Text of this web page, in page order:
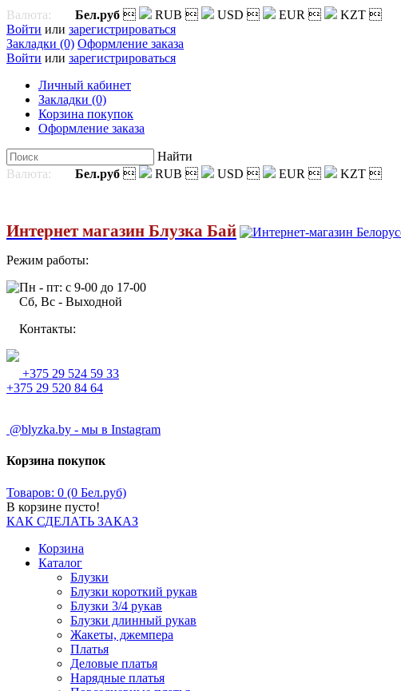
Валюта: Бел.руб  RUB  USD  EUR  KZT 
Войти или зарегистрироваться
Закладки (0) Оформление заказа
Войти или зарегистрироваться
Личный кабинет
Закладки (0)
Корзина покупок
Оформление заказа
Найти
Валюта:
Бел.руб  RUB  USD  EUR  KZT 
Интернет магазин Блузка Бай
Режим работы:
Пн - пт: с 9-00 до 17-00
Сб, Вс - Выходной
Контакты:
+375 29 524 59 33
+375 29 520 84 64
@blyzka.by - мы в Instagram
Корзина покупок
Товаров: 0 (0 Бел.руб)
В корзине пусто!
КАК СДЕЛАТЬ ЗАКАЗ
Корзина
Каталог
Блузки
Блузки короткий рукав
Блузки 3/4 рукав
Блузки длинный рукав
Жакеты, джемпера
Платья
Деловые платья
Нарядные платья